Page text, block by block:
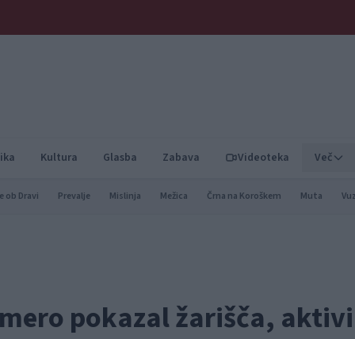
Kultura Glasba Zabava Videoteka Več
ob Dravi Prevalje Mislinja Mežica Črna na Koroškem Muta
pokazal žarišča,